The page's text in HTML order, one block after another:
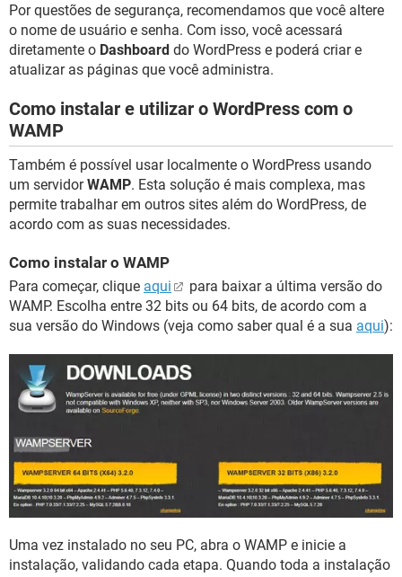
Por questões de segurança, recomendamos que você altere
o nome de usuário e senha. Com isso, você acessará
diretamente o Dashboard do WordPress e poderá criar e
atualizar as páginas que você administra.
Como instalar e utilizar o WordPress com o
WAMP
Também é possível usar localmente o WordPress usando
um servidorWAMP. Esta solução é mais complexa, mas
permite trabalhar em outros sites além do WordPress, de
acordo com as suas necessidades.
Como instalar o WAMP
Para começar, clique aqui
para baixar a última versão do
WAMP. Escolha entre 32 bits ou 64 bits, de acordo com a
sua versão do Windows (veja como saber qual é a sua aqui):
Uma vez instalado no seu PC, abra o WAMP e inicie a
instalação, validando cada etapa. Quando toda a instalação